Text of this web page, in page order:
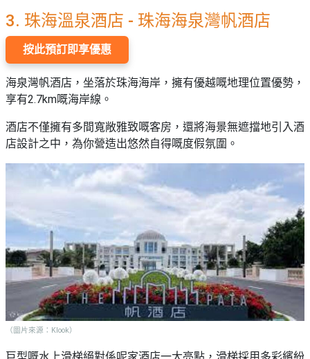
3. 珠海溫泉酒店 - 珠海海泉灣帆酒店
按此預訂即享優惠
海泉灣帆酒店，坐落於珠海海岸，擁有優越嘅地理位置優勢，
享有2.7km嘅海岸線。
酒店不僅擁有多間寬敞雅致嘅客房，還將海景無遮擋地引入酒
店設計之中，為你營造出悠然自得嘅度假氛圍。
（圖片來源：Klook）